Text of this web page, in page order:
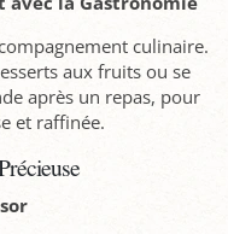
culinaire.
aux fruits ou se
après un repas, pour
et raffinée.